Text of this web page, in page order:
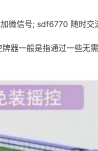
微信号; sdf6770 随时交
器一般是指通过一些无